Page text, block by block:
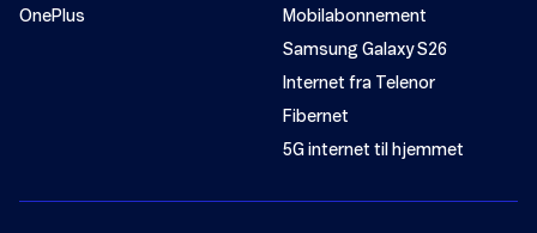
OnePlus
Mobilabonnement
Samsung Galaxy S26
Internet fra Telenor
Fibernet
5G internet til hjemmet